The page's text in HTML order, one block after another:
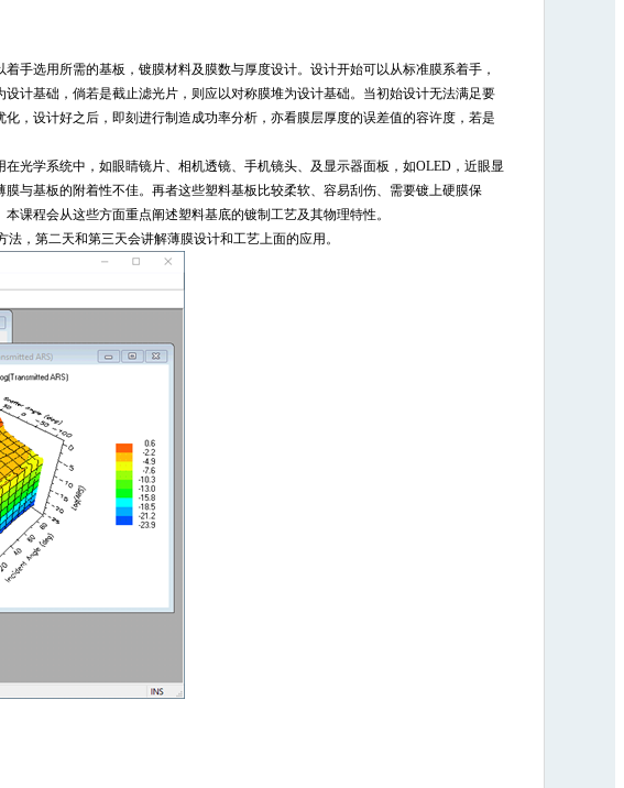
手选用所需的基板，镀膜材料及膜数与厚度设计。设计开始可以从标准膜系着手，
计基础，倘若是截止滤光片，则应以对称膜堆为设计基础。当初始设计无法满足要
，设计好之后，即刻进行制造成功率分析，亦看膜层厚度的误差值的容许度，若是
光学系统中，如眼睛镜片、相机透镜、手机镜头、及显示器面板，如OLED，近眼显
与基板的附着性不佳。再者这些塑料基板比较柔软、容易刮伤、需要镀上硬膜保
课程会从这些方面重点阐述塑料基底的镀制工艺及其物理特性。
法，第二天和第三天会讲解薄膜设计和工艺上面的应用。